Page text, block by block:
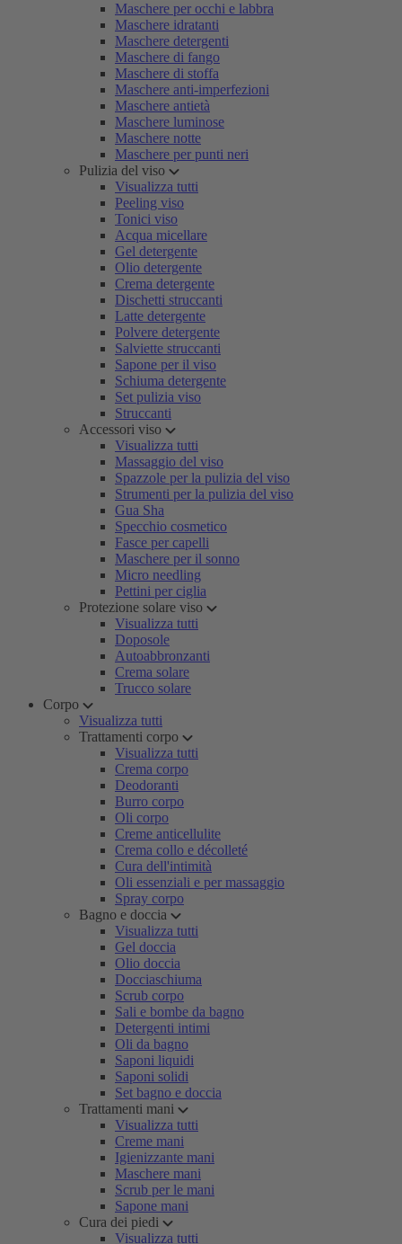
Maschere per occhi e labbra
Maschere idratanti
Maschere detergenti
Maschere di fango
Maschere di stoffa
Maschere anti-imperfezioni
Maschere antietà
Maschere luminose
Maschere notte
Maschere per punti neri
Pulizia del viso
Visualizza tutti
Peeling viso
Tonici viso
Acqua micellare
Gel detergente
Olio detergente
Crema detergente
Dischetti struccanti
Latte detergente
Polvere detergente
Salviette struccanti
Sapone per il viso
Schiuma detergente
Set pulizia viso
Struccanti
Accessori viso
Visualizza tutti
Massaggio del viso
Spazzole per la pulizia del viso
Strumenti per la pulizia del viso
Gua Sha
Specchio cosmetico
Fasce per capelli
Maschere per il sonno
Micro needling
Pettini per ciglia
Protezione solare viso
Visualizza tutti
Doposole
Autoabbronzanti
Crema solare
Trucco solare
Corpo
Visualizza tutti
Trattamenti corpo
Visualizza tutti
Crema corpo
Deodoranti
Burro corpo
Oli corpo
Creme anticellulite
Crema collo e décolleté
Cura dell'intimità
Oli essenziali e per massaggio
Spray corpo
Bagno e doccia
Visualizza tutti
Gel doccia
Olio doccia
Docciaschiuma
Scrub corpo
Sali e bombe da bagno
Detergenti intimi
Oli da bagno
Saponi liquidi
Saponi solidi
Set bagno e doccia
Trattamenti mani
Visualizza tutti
Creme mani
Igienizzante mani
Maschere mani
Scrub per le mani
Sapone mani
Cura dei piedi
Visualizza tutti